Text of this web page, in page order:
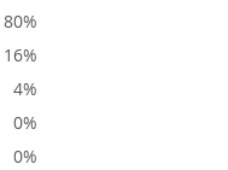
80%
16%
4%
0%
0%